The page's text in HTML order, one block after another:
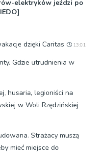
elektryków jeździ po
dzięki Caritas 13:01
Gdzie utrudnienia w
husaria, legioniści na
w Woli Rzędzińskiej
Strażacy muszą
mieć miejsce do